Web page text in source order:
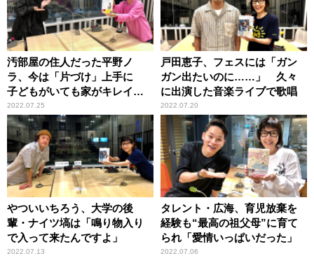
汚部屋の住人だった平野ノ
ラ、今は「片づけ」上手に
子どもがいても家がキレイな
習慣とは
2022.07.25
戸田恵子、フェスには「ガン
ガン出たいのに……」 久々
に出演した音楽ライブで歌唱
2022.07.20
やついいちろう、大学の後
輩・ナイツ塙は「鳴り物入り
で入って来たんですよ」
2022.07.13
タレント・広海、育児放棄を
経験も“最高の祖父母”に育て
られ「愛情いっぱいだった」
2022.07.06